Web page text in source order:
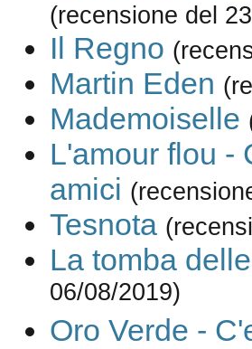
(recensione del
Il Regno
Martin Eden
Mademoiselle
L'amour flou -
amici
Tesnota
La tomba
06/08/2019)
Oro Verde -